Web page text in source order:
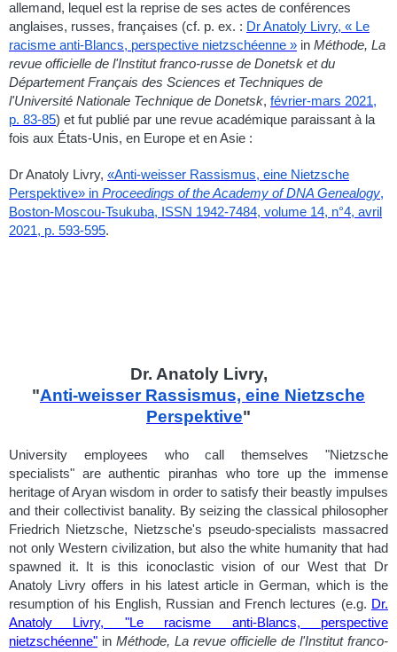
allemand, lequel est la reprise de ses actes de conférences
anglaises, russes, françaises (cf. p. ex. : Dr Anatoly Livry, « Le
racisme anti-Blancs, perspective nietzschéenne » in Méthode, La
revue officielle de l'Institut franco-russe de Donetsk et du
Département Français des Sciences et Techniques de
l'Université Nationale Technique de Donetsk, février-mars 2021,
p. 83-85) et fut publié par une revue académique paraissant à la
fois aux États-Unis, en Europe et en Asie :
Dr Anatoly Livry, «Anti-weisser Rassismus, eine Nietzsche
Perspektive» in Proceedings of the Academy of DNA Genealogy,
Boston-Moscou-Tsukuba, ISSN 1942-7484, volume 14, n°4, avril
2021, p. 593-595.
Dr. Anatoly Livry,
"Anti-weisser Rassismus, eine Nietzsche
Perspektive"
University employees who call themselves "Nietzsche
specialists" are authentic piranhas who tore up the immense
heritage of Aryan wisdom in order to satisfy their beastly impulses
and their collectivist banality. By seizing the classical philosopher
Friedrich Nietzsche, Nietzsche's pseudo-specialists massacred
not only Western civilization, but also the white humanity that had
spawned it. It is this iconoclastic vision of our West that Dr
Anatoly Livry offers in his latest article in German, which is the
resumption of his English, Russian and French lectures (e.g. Dr.
Anatoly Livry, "Le racisme anti-Blancs, perspective
nietzschéenne" in Méthode, La revue officielle de l'Institut franco-